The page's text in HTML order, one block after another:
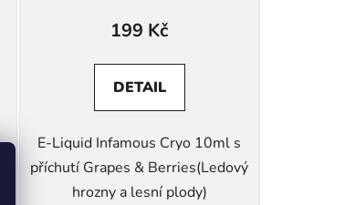
199 Kč
DETAIL
E-Liquid Infamous Cryo 10ml s
příchutí Grapes & Berries(Ledový
hrozny a lesní plody)